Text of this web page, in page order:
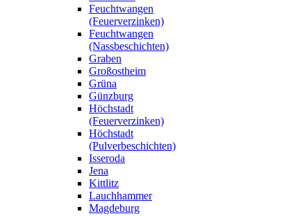
Feuchtwangen
(Feuerverzinken)
Feuchtwangen
(Nassbeschichten)
Graben
Großostheim
Grüna
Günzburg
Höchstadt
(Feuerverzinken)
Höchstadt
(Pulverbeschichten)
Isseroda
Jena
Kittlitz
Lauchhammer
Magdeburg